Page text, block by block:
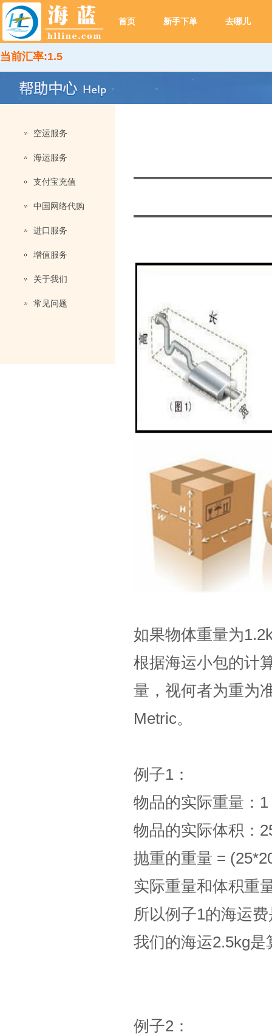
首页 新手下单 去哪儿
当前汇率:1.5
空运服务
海运服务
支付宝充值
中国网络代购
进口服务
增值服务
关于我们
常见问题
————————
如果物体重量为
根据海运小包的计
量，视何者为重为
Metric。
例子1：
物品的实际重量：1
物品的实际体积：
抛重的重量 =
实际重量和体积重
所以例子1的海运
我们的海运2.5kg是
例子2：